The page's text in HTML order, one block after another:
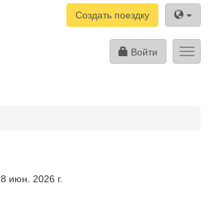
Создать поездку
Войти
июн. 2026 г.